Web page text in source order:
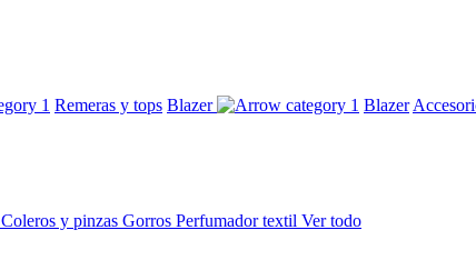
Remeras y tops Blazer Blazer
Coleros y pinzas Gorros Perfumador textil Ver todo